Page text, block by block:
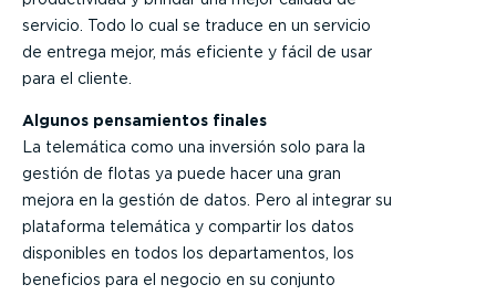
servicio. Todo lo cual se traduce en un servicio
de entrega mejor, más eficiente y fácil de usar
para el cliente.
Algunos pensamientos finales
La telemática como una inversión solo para la
gestión de flotas ya puede hacer una gran
mejora en la gestión de datos. Pero al integrar su
plataforma telemática y compartir los datos
disponibles en todos los departamentos, los
beneficios para el negocio en su conjunto